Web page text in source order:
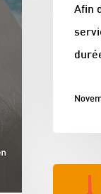
Afin